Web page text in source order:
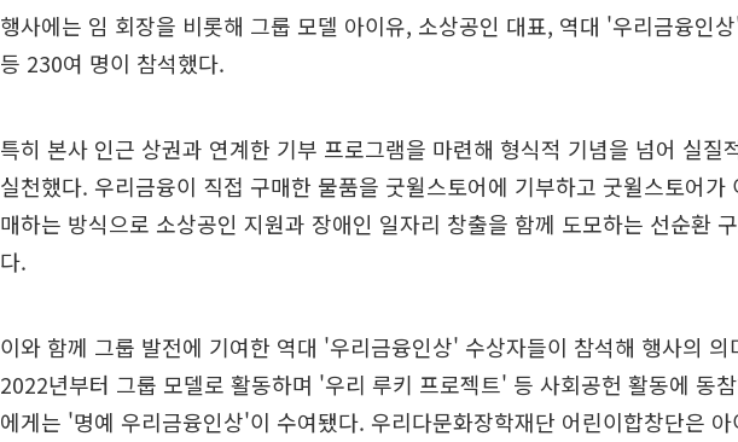
행사에는 임 회장을 비롯해 그룹 모델 아이유, 소상공인 대표, 역대 '우리금융인
등 230여 명이 참석했다.
특히 본사 인근 상권과 연계한 기부 프로그램을 마련해 형식적 기념을 넘어 실질
실천했다. 우리금융이 직접 구매한 물품을 굿윌스토어에 기부하고 굿윌스토어가
매하는 방식으로 소상공인 지원과 장애인 일자리 창출을 함께 도모하는 선순환
다.
이와 함께 그룹 발전에 기여한 역대 '우리금융인상' 수상자들이 참석해 행사의 의
2022년부터 그룹 모델로 활동하며 '우리 루키 프로젝트' 등 사회공헌 활동에 동
에게는 '명예 우리금융인상'이 수여됐다. 우리다문화장학재단 어린이합창단은